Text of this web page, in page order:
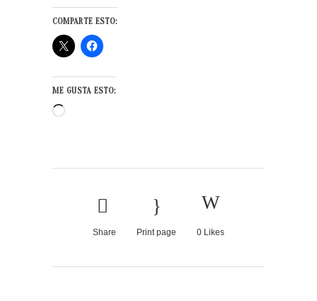
COMPARTE ESTO:
ME GUSTA ESTO:
Cargando...
Share Print page 0 Likes